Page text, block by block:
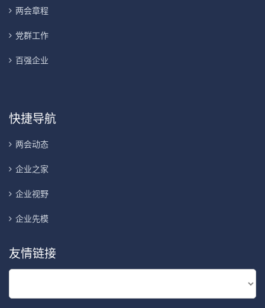
两会章程
党群工作
百强企业
快捷导航
两会动态
企业之家
企业视野
企业先模
友情链接